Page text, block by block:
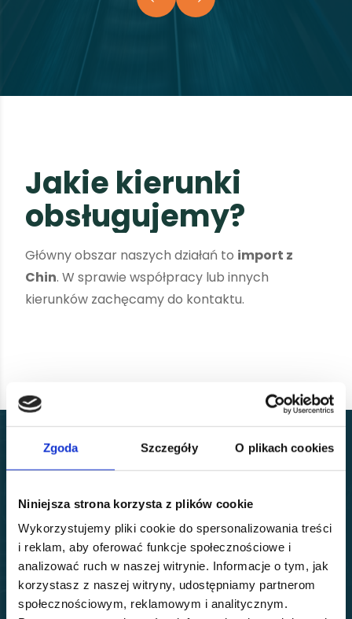
Zgoda Szczegóły O plikach cookies
Niniejsza strona korzysta z plików cookie
Wykorzystujemy pliki cookie do spersonalizowania treści
i reklam, aby oferować funkcje społecznościowe i
analizować ruch w naszej witrynie. Informacje o tym, jak
korzystasz z naszej witryny, udostępniamy partnerom
społecznościowym, reklamowym i analitycznym.
Jakie kierunki
obsługujemy?
Główny obszar naszych działań to import z
Chin. W sprawie współpracy lub innych
kierunków zachęcamy do kontaktu.
Kompleksowy
transportkolejo
ubezpieczeniem,
fulfilmentemi
obsługącelną